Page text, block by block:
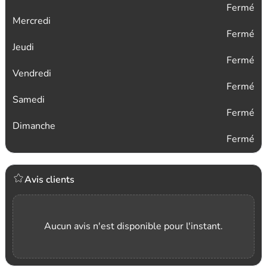
Fermé
Mercredi
Fermé
Jeudi
Fermé
Vendredi
Fermé
Samedi
Fermé
Dimanche
Fermé
Avis clients
Aucun avis n'est disponible pour l'instant.